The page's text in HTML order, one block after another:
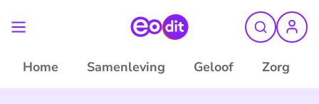
Home Samenleving Geloof Zorg